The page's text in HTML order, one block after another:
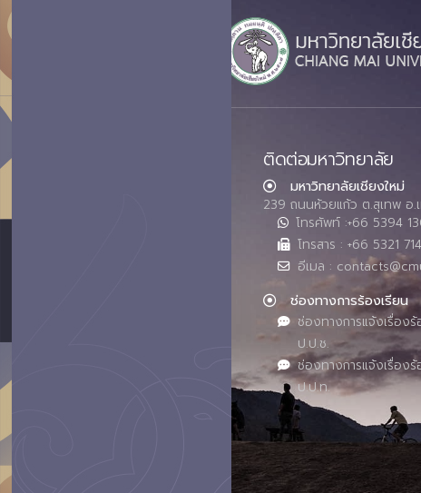
ติดต่อมหาวิทยาลัย
มหาวิทยาลัยเชียงใหม่
239 ถนนห้วยแก้ว ต.สุเทพ อ
โทรศัพท์ :+66 5394
โทรสาร : +66 5321
อีเมล :
ช่องทางการร้องเรียน
ช่องทางการแจ้งเรื่อง
ป.ป.ช.
ช่องทางการแจ้งเรื่อง
ป.ป.ท.